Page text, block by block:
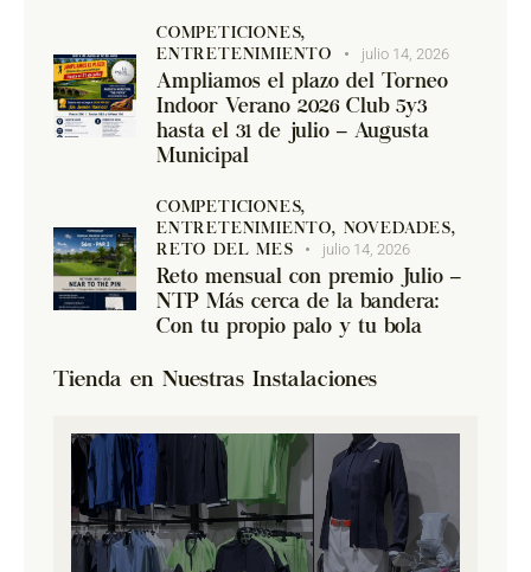
COMPETICIONES,
ENTRETENIMIENTO
julio 14, 2026
Ampliamos el plazo del Torneo
Indoor Verano 2026 Club 5y3
hasta el 31 de julio – Augusta
Municipal
COMPETICIONES,
ENTRETENIMIENTO, NOVEDADES,
RETO DEL MES
julio 14, 2026
Reto mensual con premio Julio –
NTP Más cerca de la bandera:
Con tu propio palo y tu bola
Tienda en Nuestras Instalaciones